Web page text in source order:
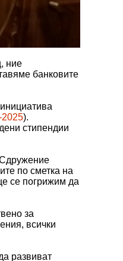
ние
банковите
2025).
стипендии
Сдружение
по сметка на
се погрижим да
за
всички
развиват